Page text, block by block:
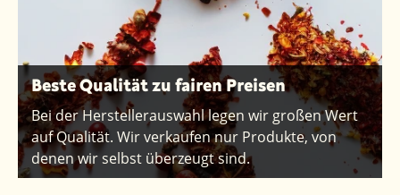
Beste Qualität zu fairen Preisen
Bei der Herstellerauswahl legen wir großen Wert
auf Qualität. Wir verkaufen nur Produkte, von
denen wir selbst überzeugt sind.